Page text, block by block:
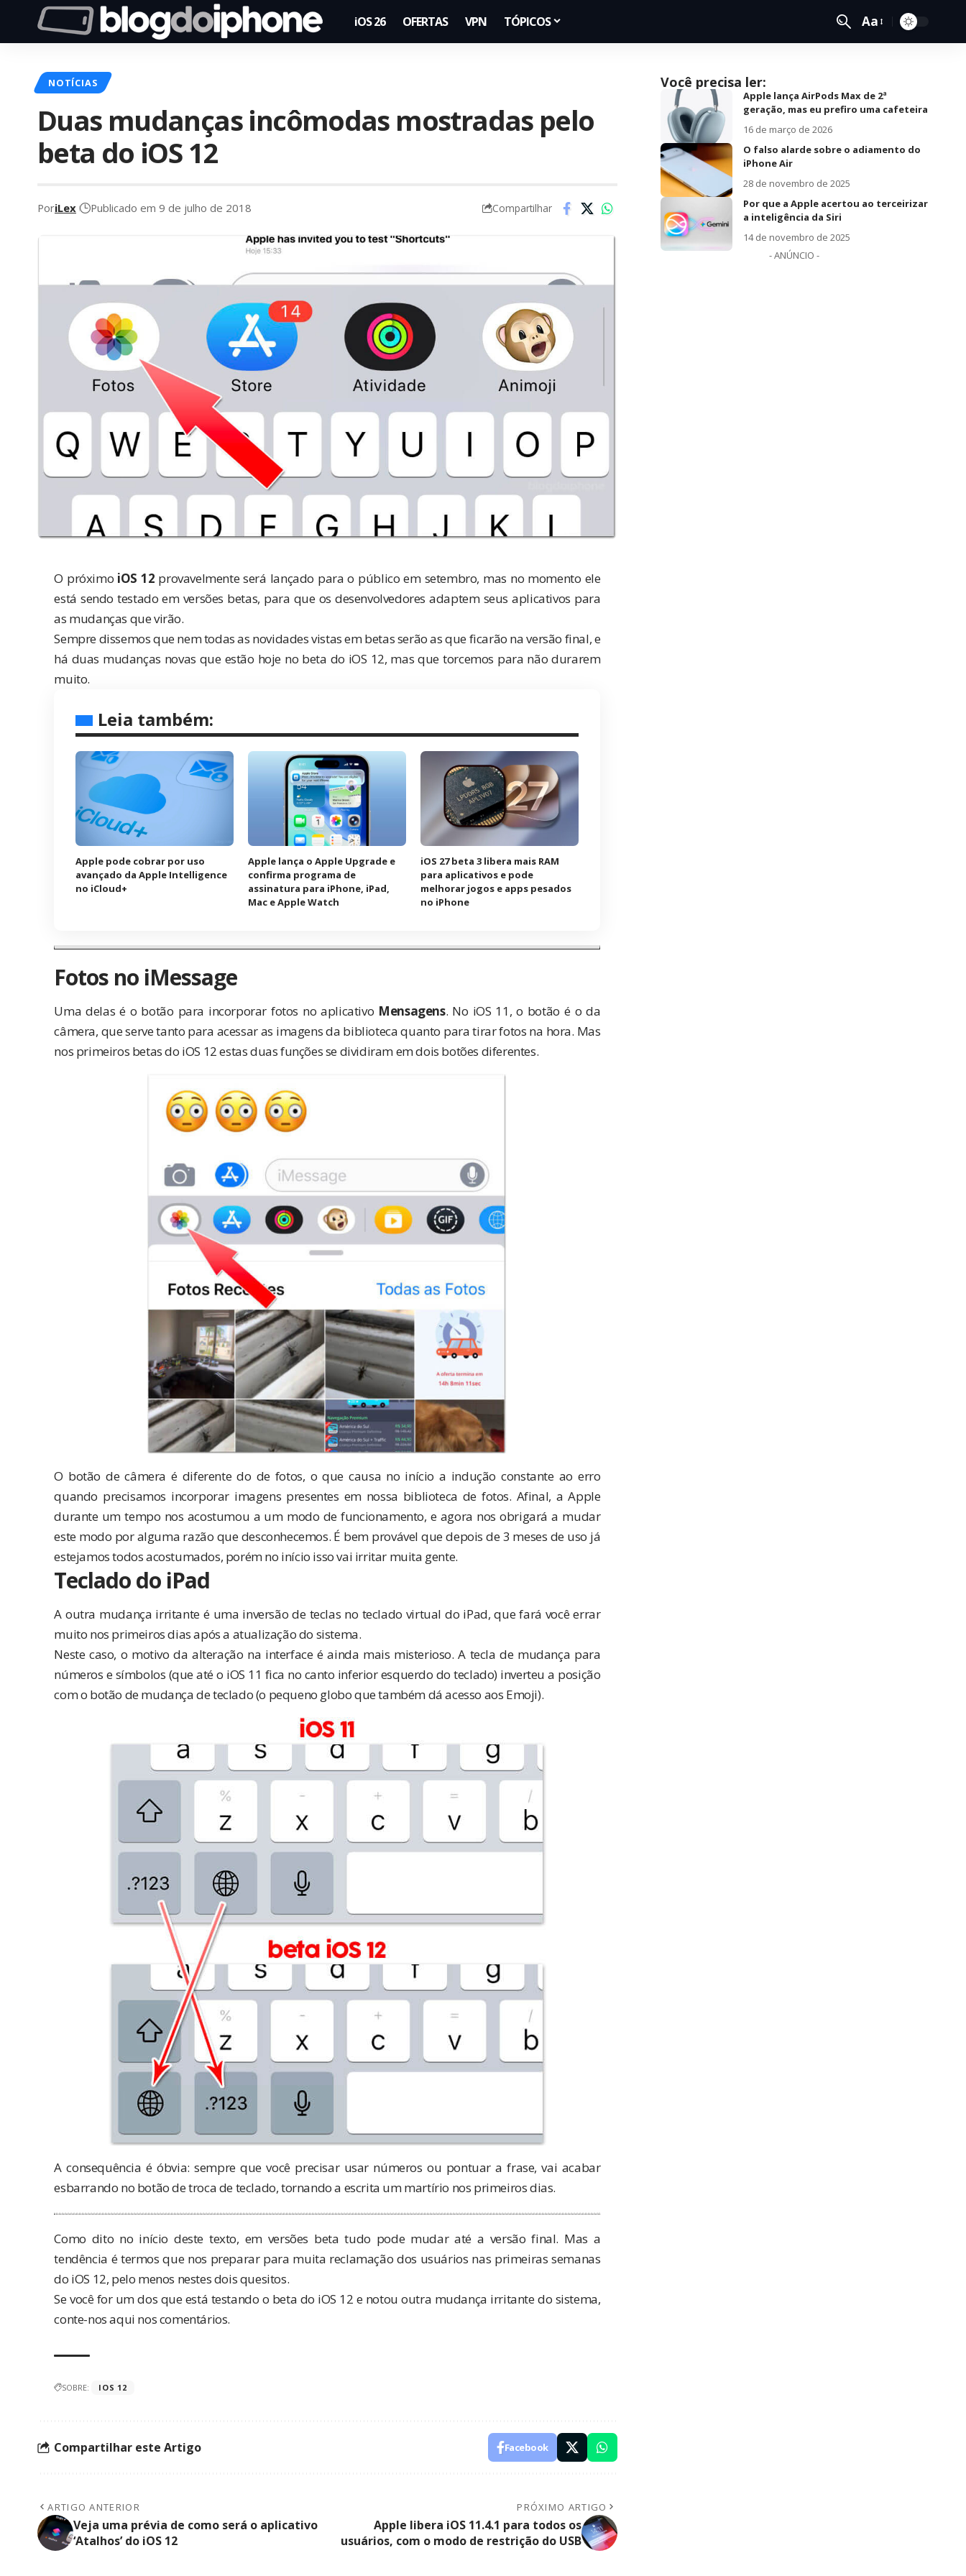
iOS 26 OFERTAS VPN TÓPICOS Aa
NOTÍCIAS
Duas mudanças incômodas mostradas pelo
beta do iOS 12
PoriLex Publicado em 9 de julho de 2018 Compartilhar
O próximo iOS 12 provavelmente será lançado para o público em setembro, mas no momento ele
está sendo testado em versões betas, para que os desenvolvedores adaptem seus aplicativos para
as mudanças que virão.
Sempre dissemos que nem todas as novidades vistas em betas serão as que ficarão na versão final, e
há duas mudanças novas que estão hoje no beta do iOS 12, mas que torcemos para não durarem
muito.
Leia também:
Apple pode cobrar por uso
avançado da Apple Intelligence
no iCloud+
Apple lança o Apple Upgrade e
confirma programa de
assinatura para iPhone, iPad,
Mac e Apple Watch
iOS 27 beta 3 libera mais RAM
para aplicativos e pode
melhorar jogos e apps pesados
no iPhone
Fotos no iMessage
Uma delas é o botão para incorporar fotos no aplicativo Mensagens. No iOS 11, o botão é o da
câmera, que serve tanto para acessar as imagens da biblioteca quanto para tirar fotos na hora. Mas
nos primeiros betas do iOS 12 estas duas funções se dividiram em dois botões diferentes.
O botão de câmera é diferente do de fotos, o que causa no início a indução constante ao erro
quando precisamos incorporar imagens presentes em nossa biblioteca de fotos. Afinal, a Apple
durante um tempo nos acostumou a um modo de funcionamento, e agora nos obrigará a mudar
este modo por alguma razão que desconhecemos. É bem provável que depois de 3 meses de uso já
estejamos todos acostumados, porém no início isso vai irritar muita gente.
Teclado do iPad
A outra mudança irritante é uma inversão de teclas no teclado virtual do iPad, que fará você errar
muito nos primeiros dias após a atualização do sistema.
Neste caso, o motivo da alteração na interface é ainda mais misterioso. A tecla de mudança para
números e símbolos (que até o iOS 11 fica no canto inferior esquerdo do teclado) inverteu a posição
com o botão de mudança de teclado (o pequeno globo que também dá acesso aos Emoji).
A consequência é óbvia: sempre que você precisar usar números ou pontuar a frase, vai acabar
esbarrando no botão de troca de teclado, tornando a escrita um martírio nos primeiros dias.
Como dito no início deste texto, em versões beta tudo pode mudar até a versão final. Mas a
tendência é termos que nos preparar para muita reclamação dos usuários nas primeiras semanas
do iOS 12, pelo menos nestes dois quesitos.
Se você for um dos que está testando o beta do iOS 12 e notou outra mudança irritante do sistema,
conte-nos aqui nos comentários.
SOBRE: IOS 12
Compartilhar este Artigo Facebook
ARTIGO ANTERIOR
Veja uma prévia de como será o aplicativo
‘Atalhos’ do iOS 12
PRÓXIMO ARTIGO
Apple libera iOS 11.4.1 para todos os
usuários, com o modo de restrição do USB
Você precisa ler:
Apple lança AirPods Max de 2ª
geração, mas eu prefiro uma cafeteira
16 de março de 2026
O falso alarde sobre o adiamento do
iPhone Air
28 de novembro de 2025
Por que a Apple acertou ao terceirizar
a inteligência da Siri
14 de novembro de 2025
- ANÚNCIO -